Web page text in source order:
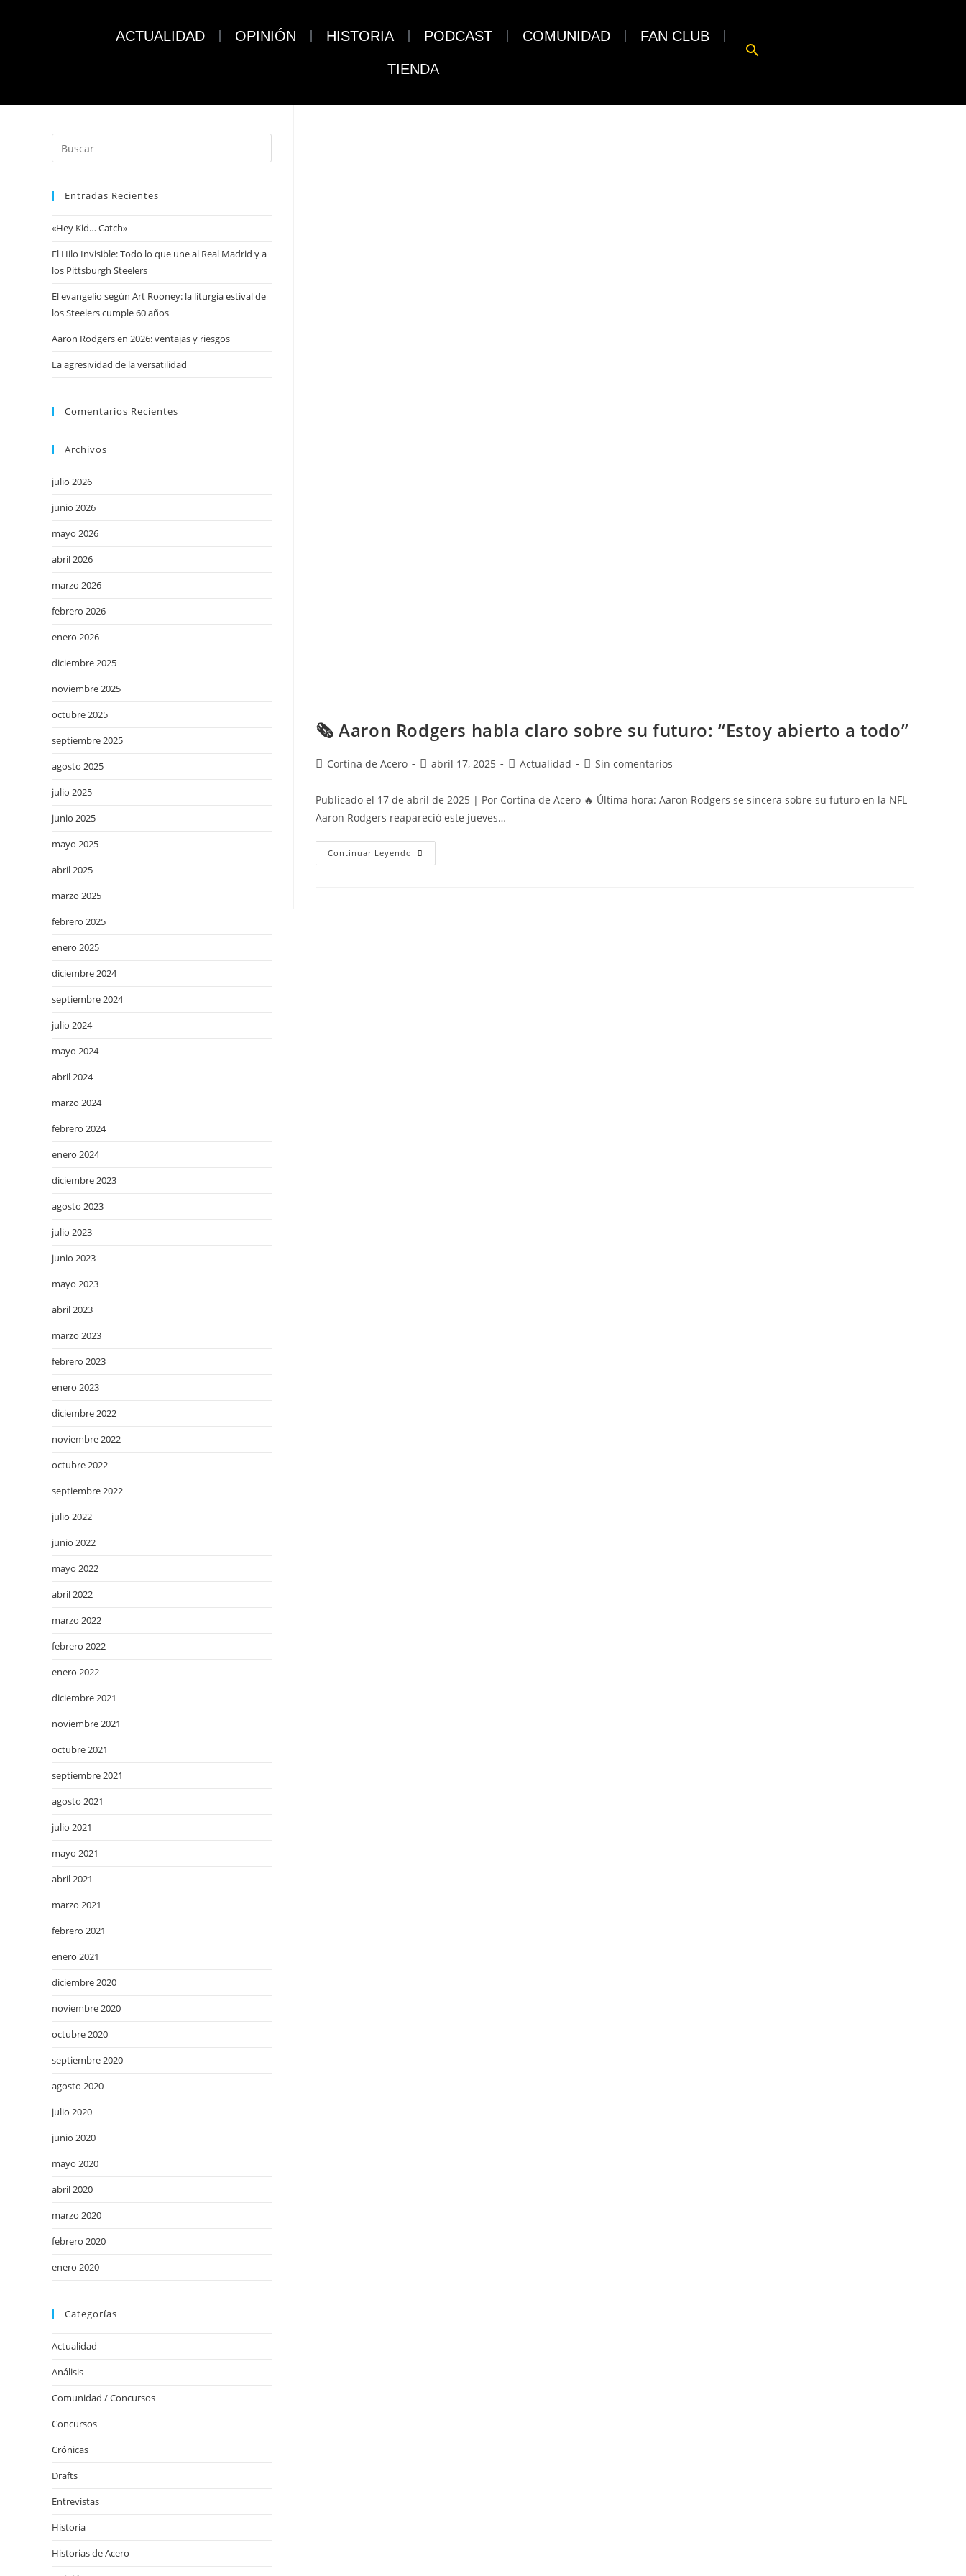
ACTUALIDAD OPINIÓN HISTORIA PODCAST COMUNIDAD FAN CLUB
TIENDA
🗞️ Aaron Rodgers habla claro sobre su futuro: “Estoy abierto a todo”
Cortina de Acero abril 17, 2025 Actualidad Sin comentarios
Publicado el 17 de abril de 2025 | Por Cortina de Acero 🔥 Última hora: Aaron Rodgers se sincera sobre su futuro en la NFL
Aaron Rodgers reapareció este jueves…
Continuar Leyendo
Entradas Recientes
«Hey Kid… Catch»
El Hilo Invisible: Todo lo que une al Real Madrid y a
los Pittsburgh Steelers
El evangelio según Art Rooney: la liturgia estival de
los Steelers cumple 60 años
Aaron Rodgers en 2026: ventajas y riesgos
La agresividad de la versatilidad
Comentarios Recientes
Archivos
julio 2026
junio 2026
mayo 2026
abril 2026
marzo 2026
febrero 2026
enero 2026
diciembre 2025
noviembre 2025
octubre 2025
septiembre 2025
agosto 2025
julio 2025
junio 2025
mayo 2025
abril 2025
marzo 2025
febrero 2025
enero 2025
diciembre 2024
septiembre 2024
julio 2024
mayo 2024
abril 2024
marzo 2024
febrero 2024
enero 2024
diciembre 2023
agosto 2023
julio 2023
junio 2023
mayo 2023
abril 2023
marzo 2023
febrero 2023
enero 2023
diciembre 2022
noviembre 2022
octubre 2022
septiembre 2022
julio 2022
junio 2022
mayo 2022
abril 2022
marzo 2022
febrero 2022
enero 2022
diciembre 2021
noviembre 2021
octubre 2021
septiembre 2021
agosto 2021
julio 2021
mayo 2021
abril 2021
marzo 2021
febrero 2021
enero 2021
diciembre 2020
noviembre 2020
octubre 2020
septiembre 2020
agosto 2020
julio 2020
junio 2020
mayo 2020
abril 2020
marzo 2020
febrero 2020
enero 2020
Categorías
Actualidad
Análisis
Comunidad / Concursos
Concursos
Crónicas
Drafts
Entrevistas
Historia
Historias de Acero